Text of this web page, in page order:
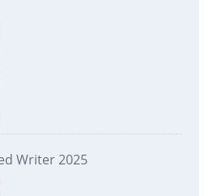
Writer 2025